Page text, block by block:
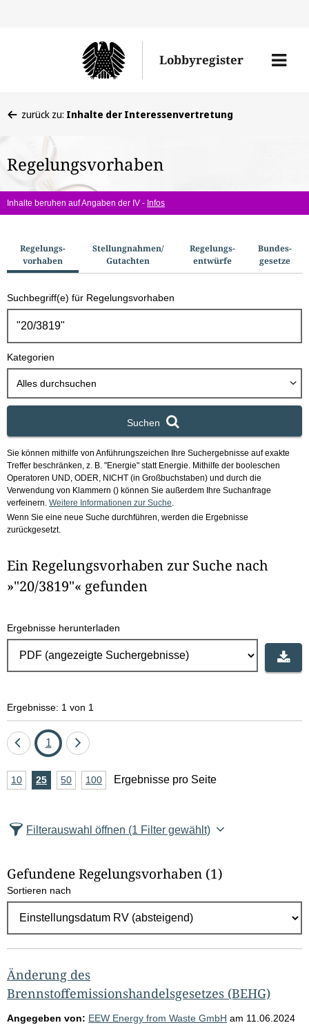
den
Lobbyregister
Menü
befinden
hier:
zurück zu: Inhalte der Interessenvertretung
Regelungsvorhaben
Inhalte beruhen auf Angaben der IV - Infos
u
c
h
o
Regelungs­
vorhaben
Stellungnahmen/​
Gutachten
Regelungs­
entwürfe
Bundes­
gesetze
Suchbegriff(e) für Regelungsvorhaben
Kategorien
Alles durchsuchen
Suchen
Sie können mithilfe von Anführungszeichen Ihre Suchergebnisse auf exakte
Treffer beschränken, z. B. "Energie" statt Energie. Mithilfe der booleschen
Operatoren UND, ODER, NICHT (in Großbuchstaben) und durch die
Verwendung von Klammern () können Sie außerdem Ihre Suchanfrage
verfeinern. Weitere Informationen zur Suche
Wenn Sie eine neue Suche durchführen, werden die Ergebnisse
zurückgesetzt.
Ein Regelungsvorhaben zur Suche nach
»"20/3819"« gefunden
Ergebnisse herunterladen
Ergebnisse: 1 von 1
Eine
zurück
Seite
1
Eine
vor
A
z
l
E
g
e
b
n
i
10Ergebnisse
25Ergebnisse
50Ergebnisse
100Ergebnisse
Ergebnisse pro Seite
Filterauswahl öffnen (1 Filter gewählt)
Gefundene Regelungsvorhaben (1)
Sortieren nach
Änderung des
Brennstoffemissionshandelsgesetzes (BEHG)
Angegeben von: EEW Energy from Waste GmbH am 11.06.2024